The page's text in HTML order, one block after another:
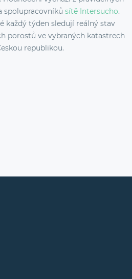
spolupracovníků sítě Intersucho.
každý týden sledují reálný stav
porostů ve vybraných katastrech
republikou.